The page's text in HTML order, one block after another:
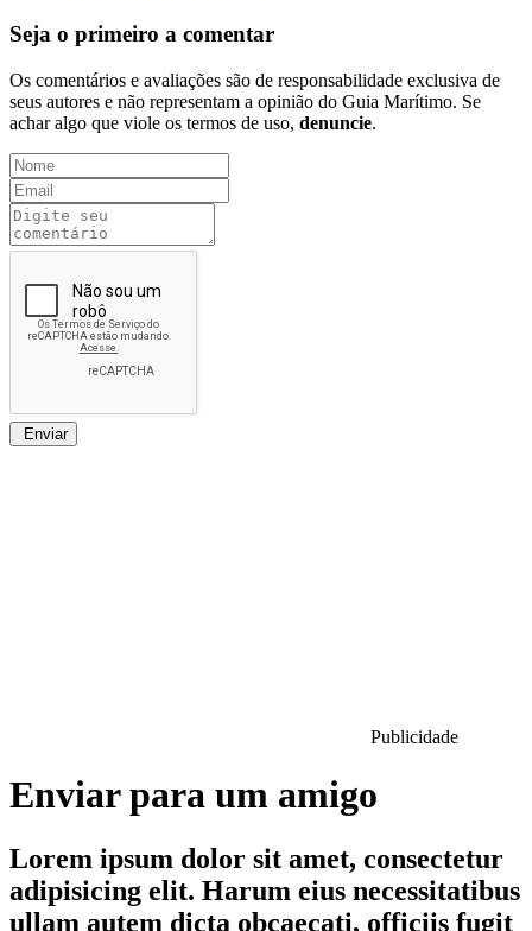
Seja o primeiro a comentar
Os comentários e avaliações são de responsabilidade exclusiva de
seus autores e não representam a opinião do Guia Marítimo. Se
achar algo que viole os termos de uso, denuncie.
Enviar
Publicidade
Enviar para um amigo
Lorem ipsum dolor sit amet, consectetur
adipisicing elit. Harum eius necessitatibus
ullam autem dicta obcaecati, officiis fugit